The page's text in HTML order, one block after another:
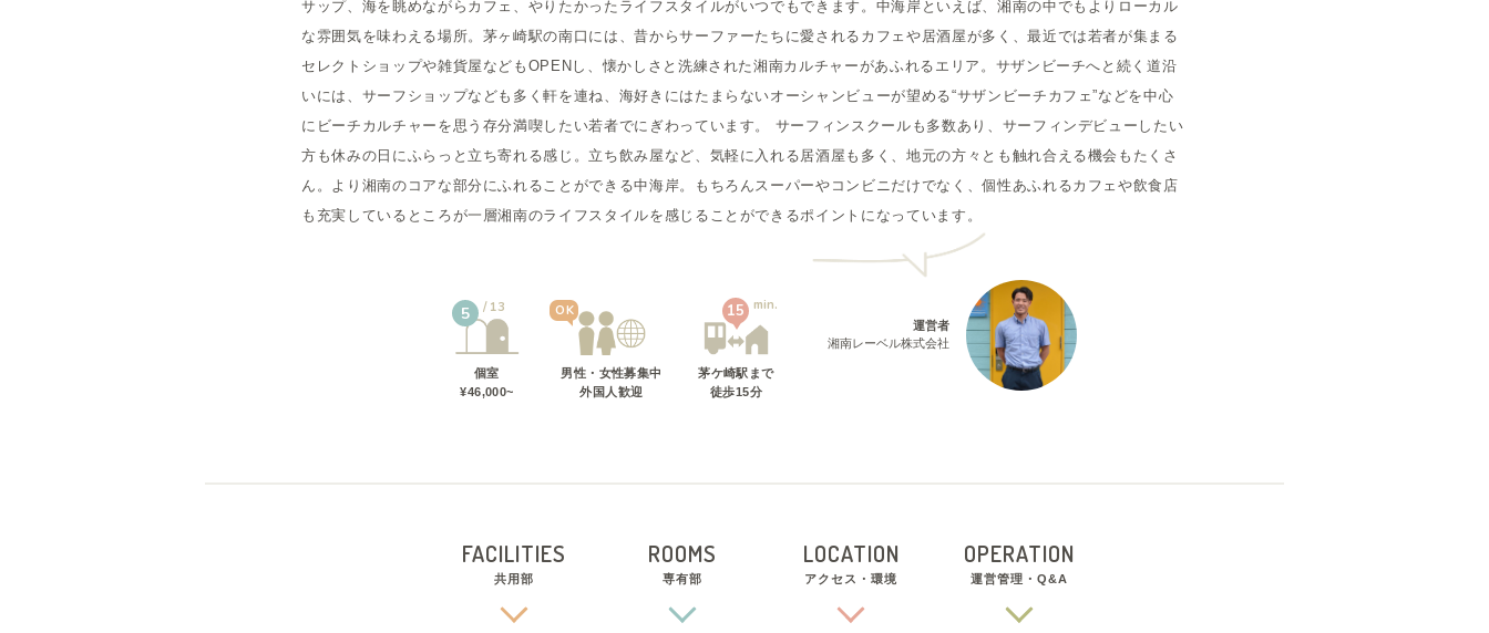
サップ、海を眺めながらカフェ、やりたかったライフスタイルがいつでもできます。中海岸といえば、湘南の中でもよりローカル
な雰囲気を味わえる場所。茅ヶ崎駅の南口には、昔からサーファーたちに愛されるカフェや居酒屋が多く、最近では若者が集まる
セレクトショップや雑貨屋などもOPENし、懐かしさと洗練された湘南カルチャーがあふれるエリア。サザンビーチへと続く道沿
いには、サーフショップなども多く軒を連ね、海好きにはたまらないオーシャンビューが望める“サザンビーチカフェ”などを中心
にビーチカルチャーを思う存分満喫したい若者でにぎわっています。 サーフィンスクールも多数あり、サーフィンデビューしたい
方も休みの日にふらっと立ち寄れる感じ。立ち飲み屋など、気軽に入れる居酒屋も多く、地元の方々とも触れ合える機会もたくさ
ん。より湘南のコアな部分にふれることができる中海岸。もちろんスーパーやコンビニだけでなく、個性あふれるカフェや飲食店
も充実しているところが一層湘南のライフスタイルを感じることができるポイントになっています。
5 13
個室
¥46,000~
OK
男性・女性募集中
外国人歓迎
15 min.
茅ケ崎駅 まで
徒歩15分
運営者
湘南レーベル株式会社
FACILITIES
共用部
ROOMS
専有部
LOCATION
アクセス・環境
OPERATION
運営管理・Q&A